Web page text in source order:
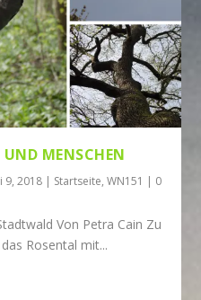
MENSCHEN
9, 2018 | Startseite,WN151 | 0
Von Petra Cain Zu
Rosental mit...